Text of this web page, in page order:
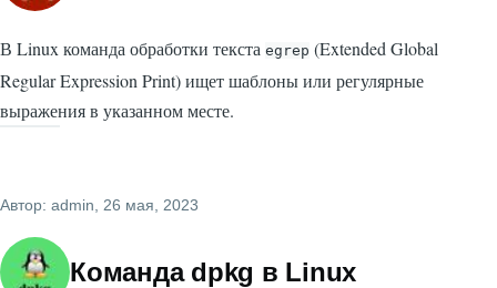
В Linux команда обработки текста egrep (Extended Global
Regular Expression Print) ищет шаблоны или регулярные
выражения в указанном месте.
Автор: admin , 26 мая, 2023
Команда dpkg в Linux